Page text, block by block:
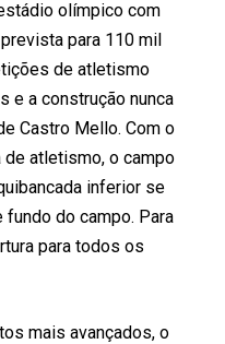
olímpico com
para 110 mil
de atletismo
e a construção nunca
Castro Mello. Com o
atletismo, o campo
inferior se
do campo. Para
para todos os
mais avançados, o